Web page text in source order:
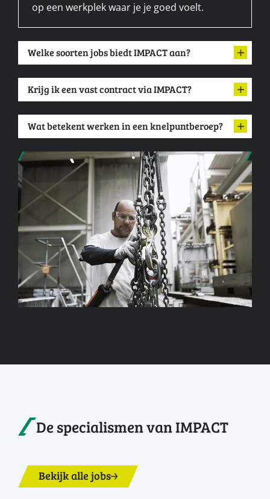
op een werkplek waar je je goed voelt.
Welke soorten jobs biedt IMPACT aan?
Krijg ik een vast contract via IMPACT?
Wat betekent werken in een knelpuntberoep?
De specialismen van IMPACT
Bekijk alle jobs